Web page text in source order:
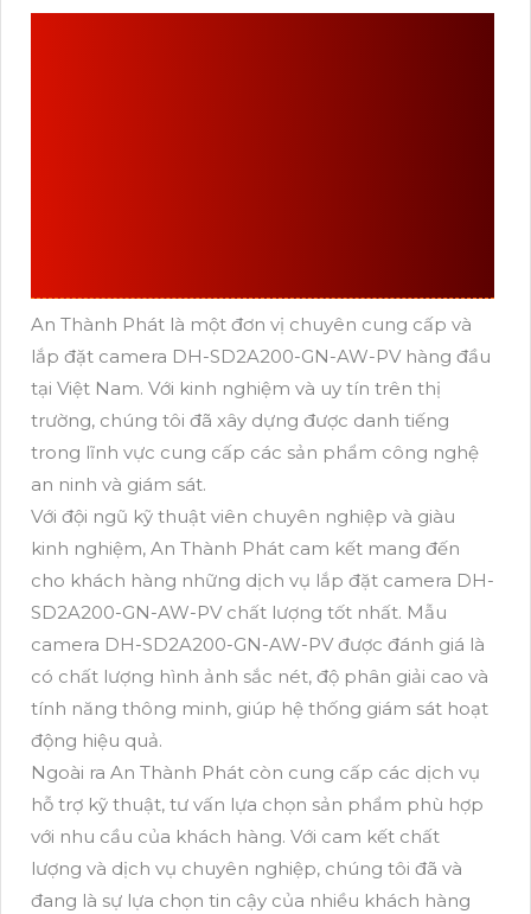
An Thành Phát là một đơn vị chuyên cung cấp và
lắp đặt camera DH-SD2A200-GN-AW-PV hàng đầu
tại Việt Nam. Với kinh nghiệm và uy tín trên thị
trường, chúng tôi đã xây dựng được danh tiếng
trong lĩnh vực cung cấp các sản phẩm công nghệ
an ninh và giám sát.
Với đội ngũ kỹ thuật viên chuyên nghiệp và giàu
kinh nghiệm, An Thành Phát cam kết mang đến
cho khách hàng những dịch vụ lắp đặt camera DH-
SD2A200-GN-AW-PV chất lượng tốt nhất. Mẫu
camera DH-SD2A200-GN-AW-PV được đánh giá là
có chất lượng hình ảnh sắc nét, độ phân giải cao và
tính năng thông minh, giúp hệ thống giám sát hoạt
động hiệu quả.
Ngoài ra An Thành Phát còn cung cấp các dịch vụ
hỗ trợ kỹ thuật, tư vấn lựa chọn sản phẩm phù hợp
với nhu cầu của khách hàng. Với cam kết chất
lượng và dịch vụ chuyên nghiệp, chúng tôi đã và
đang là sự lựa chọn tin cậy của nhiều khách hàng